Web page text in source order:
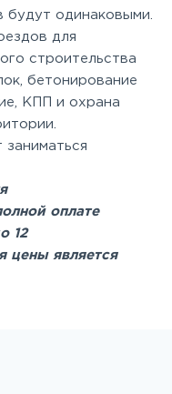
будут одинаковыми.
для
строительства
бетонирование
КПП и охрана
оплате
12
цены является